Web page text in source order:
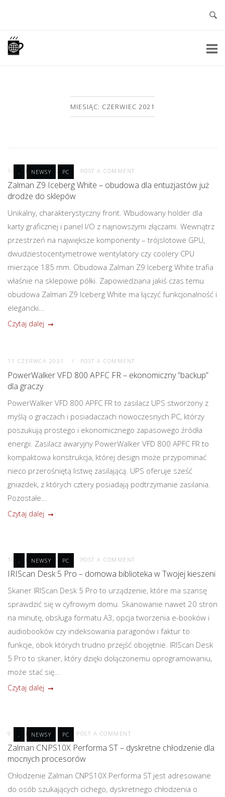
content
Home
MIESIĄC: CZERWIEC 2021
. NEWSY PC
14 CZERWCA 2021 POST A COMMENT
Zalman Z9 Iceberg White – obudowa dla entuzjastów już
drodze do sklepów
Unikalny, charakterystyczny front. Wbudowany holder dla
karty graficznej i panel I/O z najnowszymi złączami. Wewnątrz
przestrzeń na największe komponenty – trójslotowe GPU,
dwudziestocentymetrowe wentylatory czy coolery CPU
mierzące 185 mm. Obudowa Zalman Z9 Iceberg White trafia
właśnie na sklepowe półki. Zapowiedziana jakiś czas temu
obudowa Zalman Z9 Iceberg White ma łączyć funkcjonalność i
elegancki...
Czytaj dalej
11 CZERWCA 2021 POST A COMMENT
PowerWalker VFD 800 APFC FR – ekonomiczny “backup”
dla graczy
PowerWalker VFD 800 APFC FR to zasilacz UPS stworzony z
myślą o graczach i posiadaczach nowoczesnych PC, którzy
poszukują prostego i ekonomicznego zapasowego źródła
energii. Zasilacz awaryjny PowerWalker VFD 800 APFC FR to
kompaktowa konstrukcja, której design może przypominać
nieco przerośniętą listwę zasilającą. UPS oferuje sześć
gniazdek, z których cztery posiadają podtrzymanie zasilania.
Pozostałe...
Czytaj dalej
. NEWSY PC
10 CZERWCA 2021 POST A COMMENT
IRIScan Desk 5 Pro – domowa biblioteka w Twojej kieszeni
Skaner IRIScan Desk 5 Pro to urządzenie, które ma szansę
sprawdzić się w cyfrowym domu. Skanowanie nawet 20 stron
na minutę, obsługa formatu A3, opcja tworzenia e-booków i
audiobooków czy indeksowania paragonów i faktur to
funkcje, obok których trudno przejść obojętnie. IRIScan Desk
5 Pro to skaner, który dzięki dołączonemu oprogramowaniu,
może stać się...
Czytaj dalej
. NEWSY PC
9 CZERWCA 2021 POST A COMMENT
Zalman CNPS10X Performa ST – dyskretne chłodzenie dla
mocnych procesorów
Chłodzenie Zalman CNPS10X Performa ST jest adresowane
do osób szukających cichego, dyskretnego chłodzenia o